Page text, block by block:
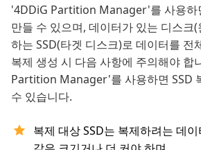
'4DDiG Partition Manager'를 사용하
만들 수 있으며, 데이터가 있는 디스크
하는 SSD(타겟 디스크)로 데이터를 전
복제 생성 시 다음 사항에 주의해야 합
Partition Manager'를 사용하면 SSD
수 있습니다.
복제 대상 SSD는 복제하려는 데